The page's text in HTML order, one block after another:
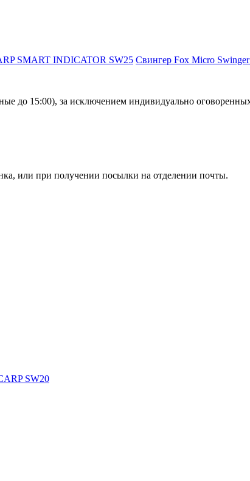
SMART INDICATOR SW25 Свингер Fox Micro
до 15:00), за исключением индивидуально
или при получении посылки на отделении почты.
SW20